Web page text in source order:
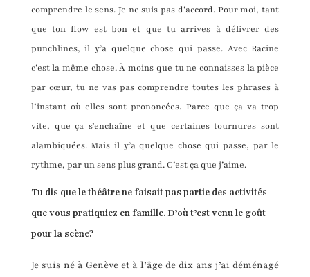
comprendre le sens. Je ne suis pas d’accord. Pour moi, tant
que ton flow est bon et que tu arrives à délivrer des
punchlines, il y’a quelque chose qui passe. Avec Racine
c’est la même chose. À moins que tu ne connaisses la pièce
par cœur, tu ne vas pas comprendre toutes les phrases à
l’instant où elles sont prononcées. Parce que ça va trop
vite, que ça s’enchaîne et que certaines tournures sont
alambiquées. Mais il y’a quelque chose qui passe, par le
rythme, par un sens plus grand. C’est ça que j’aime.
Tu dis que le théâtre ne faisait pas partie des activités
que vous pratiquiez en famille. D’où t’est venu le goût
pour la scène?
Je suis né à Genève et à l’âge de dix ans j’ai déménagé